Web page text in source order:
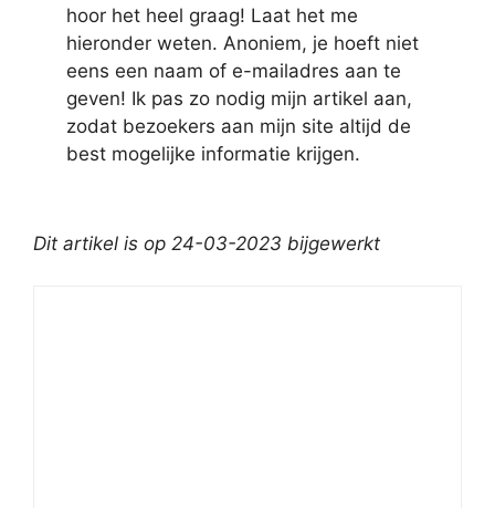
hoor het heel graag! Laat het me
hieronder weten. Anoniem, je hoeft niet
eens een naam of e-mailadres aan te
geven! Ik pas zo nodig mijn artikel aan,
zodat bezoekers aan mijn site altijd de
best mogelijke informatie krijgen.
Dit artikel is op 24-03-2023 bijgewerkt